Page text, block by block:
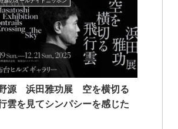
。（星野源）やっぱり今週はこの話
ないでしょう...
源 浜田雅功展 空を横切る
雲を見てシンパシーを感じた